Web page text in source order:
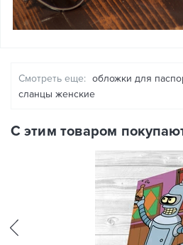
Смотреть еще: обложки для
сланцы женские
С этим товаром